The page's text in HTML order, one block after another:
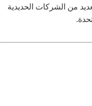
من الشركات الحديدية